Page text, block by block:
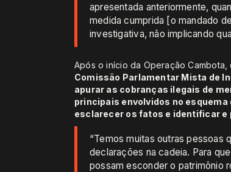
apresentada anteriormente,
medida cumprida [o mandado
investigativa, não implicando
Após o início da Operação Cambota,
Comissão Parlamentar Mista de
apurar as cobranças ilegais de
principais envolvidos no esquema
esclarecer os fatos e identificar e
“Temos muitas outras pessoas
declarações na cadeia. Para
possam esconder o patrimônio